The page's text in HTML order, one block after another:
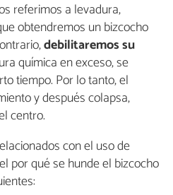
referimos a levadura,
obtendremos un bizcocho
debilitaremos su
química en exceso, se
tiempo. Por lo tanto, el
y después colapsa,
centro.
con el uso de
por qué se hunde el bizcocho